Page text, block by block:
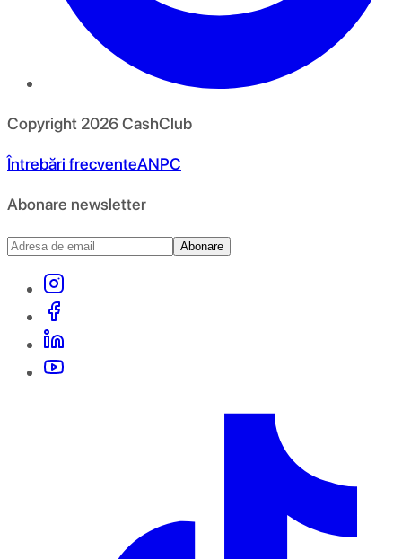
Copyright 2026CashClub
Întrebări frecventeANPC
Abonare newsletter
Abonare